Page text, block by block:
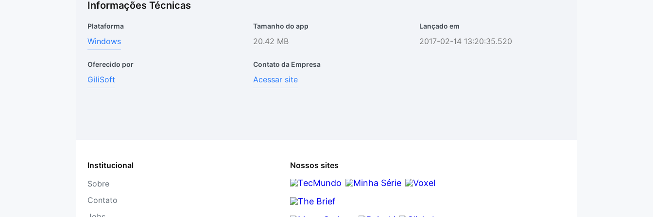
Informações Técnicas
Plataforma
Windows
Tamanho do app
20.42 MB
Lançado em
2017-02-14 13:20:35.520
Oferecido por
GiliSoft
Contato da Empresa
Acessar site
Institucional
Sobre
Contato
Nossos sites